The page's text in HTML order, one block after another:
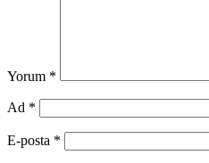
Yorum *
Ad *
E-posta *